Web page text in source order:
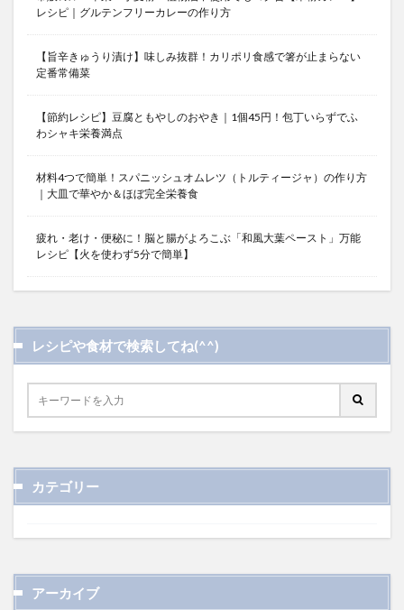
レシピ｜グルテンフリーカレーの作り方
【旨辛きゅうり漬け】味しみ抜群！カリポリ食感で箸が止まらない
定番常備菜
【節約レシピ】豆腐ともやしのおやき｜1個45円！包丁いらずでふ
わシャキ栄養満点
材料4つで簡単！スパニッシュオムレツ（トルティージャ）の作り方
｜大皿で華やか＆ほぼ完全栄養食
疲れ・老け・便秘に！脳と腸がよろこぶ「和風大葉ペースト」万能
レシピ【火を使わず5分で簡単】
レシピや食材で検索してね(^^)
カテゴリー
アーカイブ